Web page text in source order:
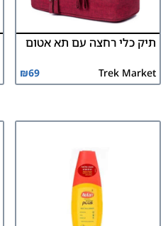
תיק כלי רחצה עם תא אטום
Trek Market
₪69